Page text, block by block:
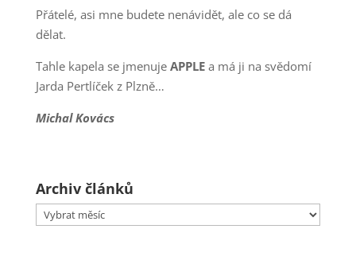
Přátelé, asi mne budete nenávidět, ale co se dá
dělat.
Tahle kapela se jmenuje APPLEa má ji na svědomí
Jarda Pertlíček z Plzně…
Michal Kovács
Archiv článků
Archiv